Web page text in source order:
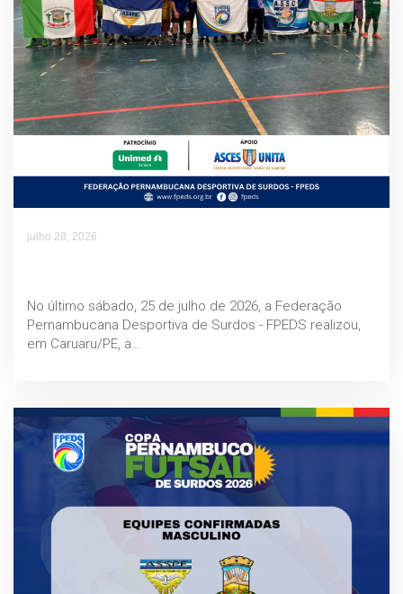
julho 28, 2026
No último sábado, 25 de julho de 2026, a Federação
Pernambucana Desportiva de Surdos - FPEDS realizou,
em Caruaru/PE, a…